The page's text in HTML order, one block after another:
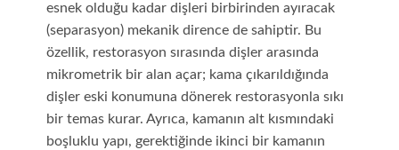
esnek olduğu kadar dişleri birbirinden ayıracak
(separasyon) mekanik dirence de sahiptir. Bu
özellik, restorasyon sırasında dişler arasında
mikrometrik bir alan açar; kama çıkarıldığında
dişler eski konumuna dönerek restorasyonla sıkı
bir temas kurar. Ayrıca, kamanın alt kısmındaki
boşluklu yapı, gerektiğinde ikinci bir kamanın